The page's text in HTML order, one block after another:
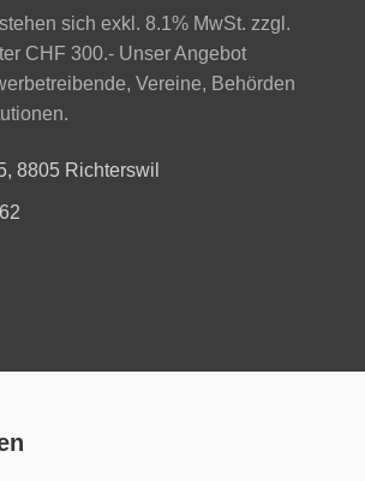
sich exkl. 8.1% MwSt. zzgl.
CHF 300.- Unser Angebot
Vereine, Behörden
8805 Richterswil